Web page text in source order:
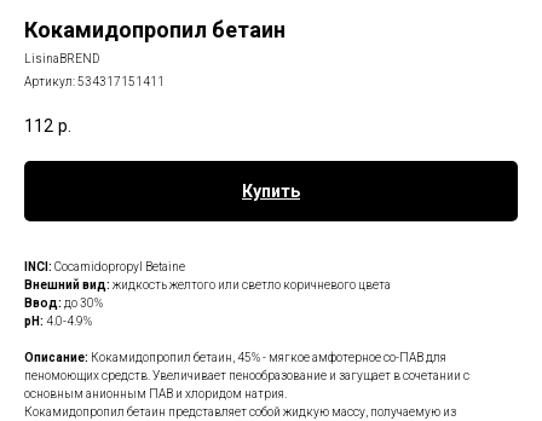
Кокамидопропил бетаин
LisinaBREND
Артикул:534317151411
112 р.
Купить
INCI: Cocamidopropyl Betaine
Внешний вид: жидкость желтого или светло коричневого цвета
Ввод: до 30%
рН: 4.0-4.9%
Описание: Кокамидопропил бетаин, 45% - мягкое амфотерное со-ПАВ для
пеномоющих средств. Увеличивает пенообразование и загущает в сочетании с
основным анионным ПАВ и хлоридом натрия.
Кокамидопропил бетаин представляет собой жидкую массу, получаемую из